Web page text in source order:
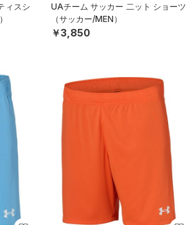
ィスシ
UAチーム サッカー 二ット ショーツ
（サッカー/MEN）
￥3,850